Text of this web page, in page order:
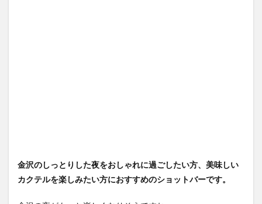
金沢のしっとりした夜をおしゃれに過ごしたい方、美味しい
カクテルを楽しみたい方におすすめのショットバーです。